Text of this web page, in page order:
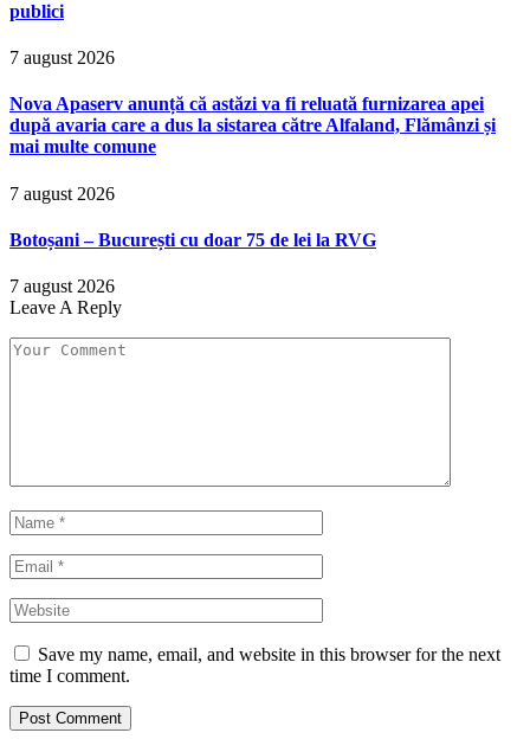
publici
7 august 2026
Nova Apaserv anunță că astăzi va fi reluată furnizarea apei
după avaria care a dus la sistarea către Alfaland, Flămânzi și
mai multe comune
7 august 2026
Botoșani – București cu doar 75 de lei la RVG
7 august 2026
Leave A Reply
Save my name, email, and website in this browser for the next
time I comment.